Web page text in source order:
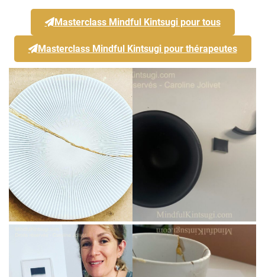
Masterclass Mindful Kintsugi pour tous
Masterclass Mindful Kintsugi pour thérapeutes